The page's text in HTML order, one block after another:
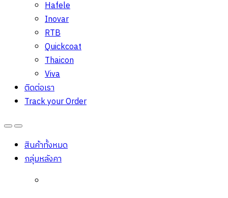
Hafele
Inovar
RTB
Quickcoat
Thaicon
Viva
ติดต่อเรา
Track your Order
OpenClose
สินค้าทั้งหมด
กลุ่มหลังคา